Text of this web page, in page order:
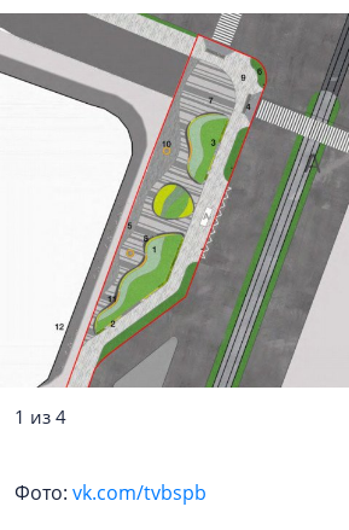
1 из 4
Фото: vk.com/tvbspb